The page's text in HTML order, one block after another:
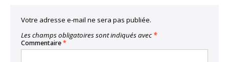
Votre adresse e-mail ne sera pas publiée.
Les champs obligatoires sont indiqués avec *
Commentaire*